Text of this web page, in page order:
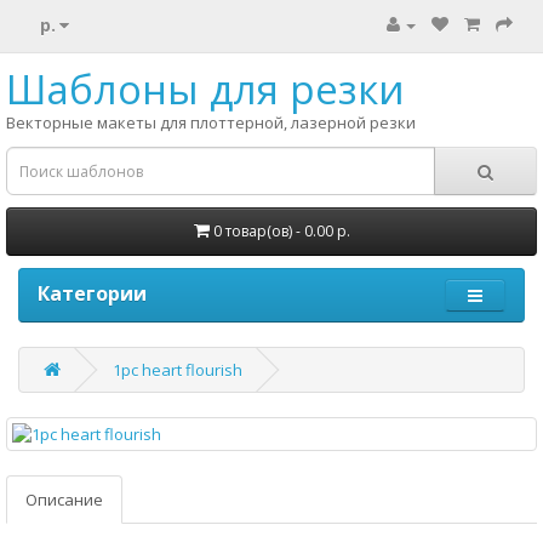
р.
Шаблоны для резки
Векторные макеты для плоттерной, лазерной резки
0 товар(ов) - 0.00 р.
Категории
1pc heart flourish
Описание